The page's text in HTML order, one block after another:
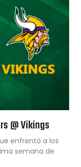
@ Vikings
enfrentó a los
semana de